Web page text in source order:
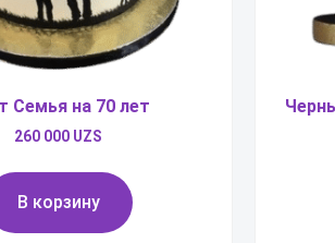
Семья на 70 лет
260 000 UZS
В корзину